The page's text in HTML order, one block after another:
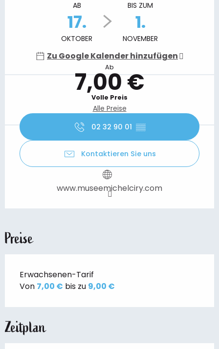
AB
17.
OKTOBER
BIS ZUM
1.
NOVEMBER
Zu Google Kalender hinzufügen
Ab
7,00 €
Volle Preis
Alle Preise
02 32 90 01 ▒▒
Kontaktieren Sie uns
www.museemichelciry.com
Preise
Erwachsenen-Tarif
Von 7,00 € bis zu 9,00 €
Zeitplan